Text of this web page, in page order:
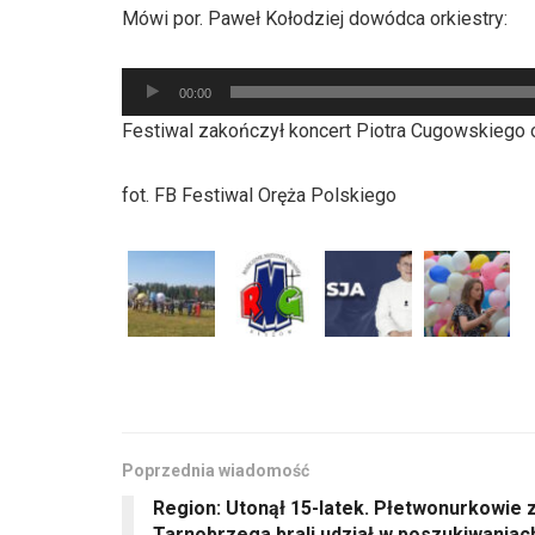
Mówi por. Paweł Kołodziej dowódca orkiestry:
Odtwarzacz
plików
dźwiękowych
00:00
Festiwal zakończył koncert Piotra Cugowskiego
fot. FB Festiwal Oręża Polskiego
Poprzednia wiadomość
Region: Utonął 15-latek. Płetwonurkowie z